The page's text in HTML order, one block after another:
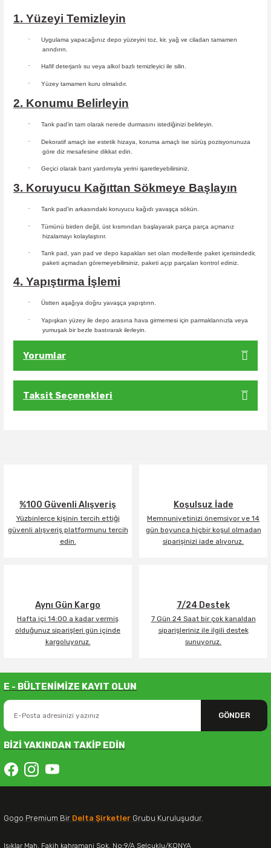
1. Yüzeyi Temizleyin
·
Uygulama yapacağınız depo yüzeyini toz, kir, yağ ve ciladan tamamen
arındırın.
· Hafif deterjanlı su veya alkol bazlı temizleyici ile silin.
· Yüzey tamamen kuru olmalıdır.
2. Konumu Belirleyin
· Tank pad’in tam olarak nerede durmasını istediğinizi belirleyin.
· Dekoratif amaçlı ise estetik hizaya, koruma amaçlı ise sürüş pozisyonunuza
göre diz mesafesine dikkat edin.
· Geçici olarak bant yardımıyla yerini işaretleyebilirsiniz.
3. Koruyucu Kağıttan Sökmeye Başlayın
· Tank pad’in arkasındaki koruyucu kağıdı yavaşça sökün.
·
Tümünü birden değil, üst kısmından başlayarak parça parça açmanız
hizalamayı kolaylaştırır.
·
Tank pad, yan pad ve depo kapakları set olan modellerde paket içerisindedir,
paketi açmadan göremeyebilirsiniz, paketi açıp parçaları kontrol ediniz.
4. Yapıştırma İşlemi
· Üstten aşağıya doğru yavaşça yapıştırın.
·
Yapışkan yüzey ile depo arasına hava girmemesi için parmaklarınızla veya
yumuşak bir bezle bastırarak ilerleyin.
Yorumlar
Taksit Seçenekleri
%100 Güvenli Alışveriş
Yüzbinlerce kişinin tercih ettiği
güvenli alışveriş platformunu tercih
edin.
Koşulsuz İade
Memnuniyetinizi önemsiyor ve 14
gün boyunca hiçbir koşul olmadan
siparişinizi iade alıyoruz.
Aynı Gün Kargo
Hafta içi 14:00 a kadar vermiş
olduğunuz siparişleri gün içinde
kargoluyoruz.
7/24 Destek
7 Gün 24 Saat bir çok kanaldan
siparişleriniz ile ilgili destek
sunuyoruz.
E - BÜLTENİMİZE KAYIT OLUN
GÖNDER
BİZİ YAKINDAN TAKİP EDİN
Gogo Premium Bir Delta Şirketler Grubu Kuruluşudur.
Işıklar Mah. Fakih kahramani Sok. No:9/A Selçuklu/KONYA